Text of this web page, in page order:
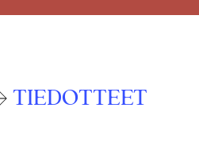
TIEDOTTEET